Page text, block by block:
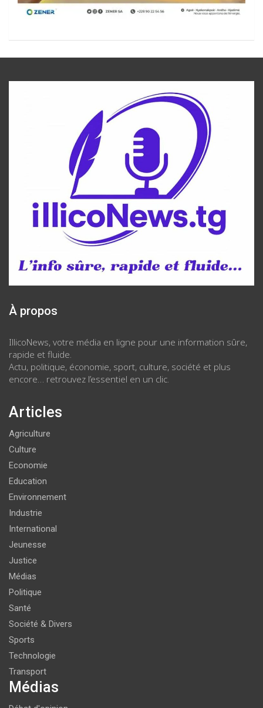
À propos
IllicoNews, votre média en ligne pour une information sûre,
rapide et fluide.
Actu, politique, économie, sport, culture, société et plus
encore… retrouvez l’essentiel en un clic.
Articles
Agriculture
Culture
Economie
Education
Environnement
Industrie
International
Jeunesse
Justice
Médias
Politique
Santé
Société & Divers
Sports
Technologie
Transport
Médias